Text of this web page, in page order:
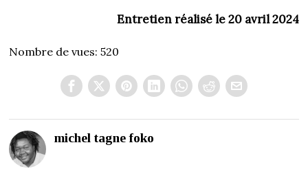
Entretien réalisé le 20 avril 2024
Nombre de vues: 520
michel tagne foko